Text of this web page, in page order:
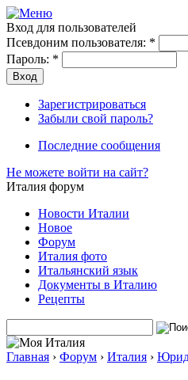
Вход для пользователей
Псевдоним пользователя: *
Пароль: *
Зарегистрироваться
Забыли свой пароль?
Последние сообщения
Не можете войти на сайт?
Италия форум
Новости Италии
Новое
Форум
Италия фото
Итальянский язык
Документы в Италию
Рецепты
Главная › Форум › Италия ›